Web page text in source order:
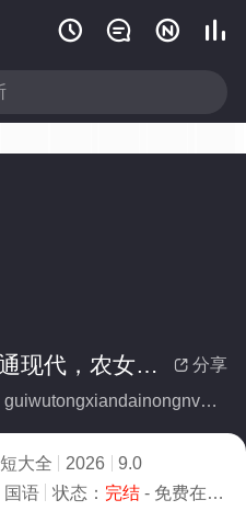
   
 分享
鬼屋通现代，农女开起批发市场(全集)
别名：guiwutongxiandainongnvkaiqipifashichang
短大全 2026
9.0
国语 状态： 完结- 免费在线观看